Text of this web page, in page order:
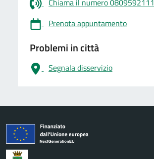
Chiama il numero 0809592111
Prenota appuntamento
Problemi in città
Segnala disservizio
logo Unione Europea